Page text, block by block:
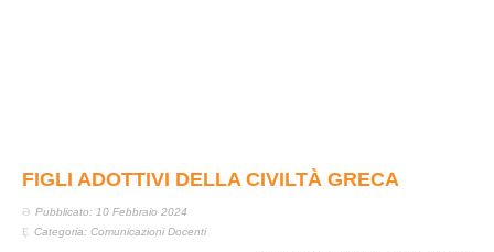
FIGLI ADOTTIVI DELLA CIVILTÀ GRECA
Pubblicato: 10 Febbraio 2024
Categoria: Comunicazioni Docenti